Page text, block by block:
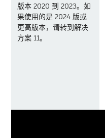
版本 2020 到 2023。如
果使用的是 2024 版或
更高版本，请转到解决
方案 11。